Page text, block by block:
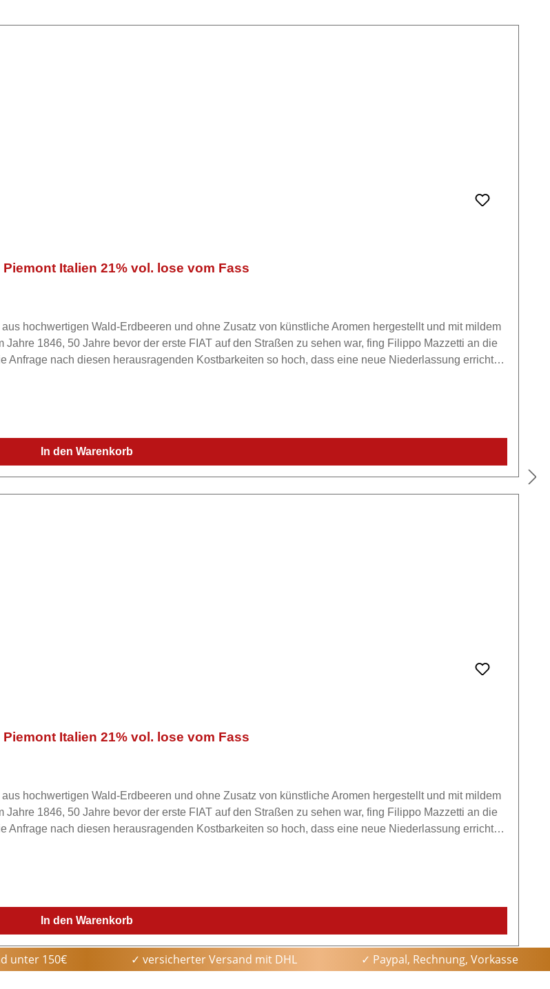
Italien 21% vol. lose vom Fass
hochwertigen Wald-Erdbeeren und ohne Zusatz von künstliche Aromen hergestellt und mit mildem
nach diesen herausragenden Kostbarkeiten so hoch, dass eine neue Niederlassung errichtet
und Grundsätzen verpflichtet bleibt und heute in der 7. Generation von Chiara, Elisa und Silvia
und die Berücksichtigung der Traditionen, sind die Zutaten zum Erfolgsrezept der Familie Mazzetti
In den Warenkorb
Italien 21% vol. lose vom Fass
hochwertigen Wald-Erdbeeren und ohne Zusatz von künstliche Aromen hergestellt und mit mildem
nach diesen herausragenden Kostbarkeiten so hoch, dass eine neue Niederlassung errichtet
und Grundsätzen verpflichtet bleibt und heute in der 7. Generation von Chiara, Elisa und Silvia
und die Berücksichtigung der Traditionen, sind die Zutaten zum Erfolgsrezept der Familie Mazzetti
In den Warenkorb
unter 150€ ✓ versicherter Versand mit DHL ✓ Paypal, Rechnung, Vorkasse